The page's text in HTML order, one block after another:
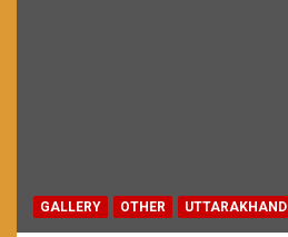
GALLERY OTHER UTTARAKHAND